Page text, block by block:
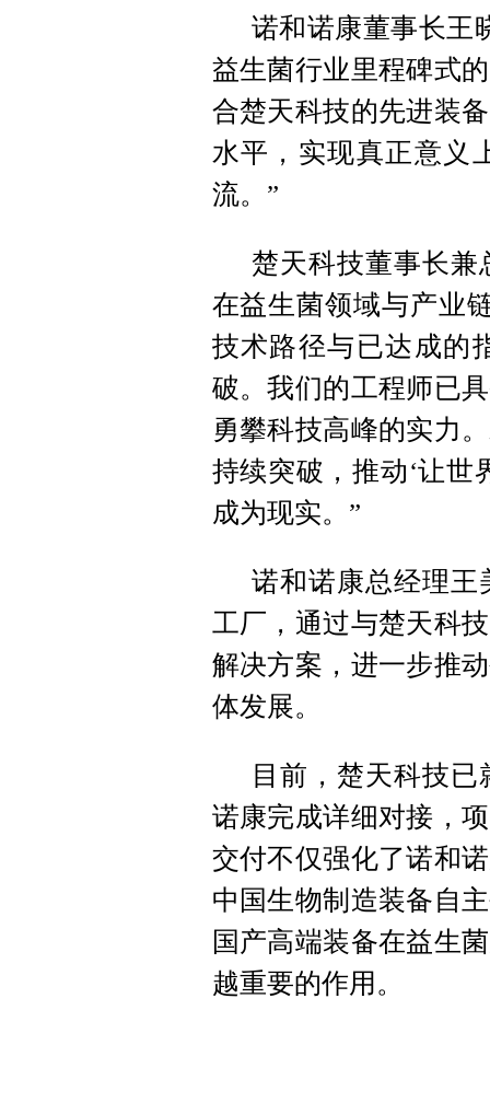
诺和诺康董事长王
益生菌行业里程碑式
合楚天科技的先进装
水平，实现真正意义
流。”
楚天科技董事长兼
在益生菌领域与产业
技术路径与已达成的
破。我们的工程师已
勇攀科技高峰的实力
持续突破，推动‘让世
成为现实。”
诺和诺康总经理王
工厂，通过与楚天科
解决方案，进一步推
体发展。
目前，楚天科技
诺康完成详细对接，
交付不仅强化了诺和
中国生物制造装备自
国产高端装备在益生
越重要的作用。